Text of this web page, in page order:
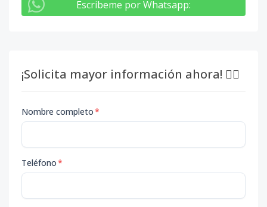
Escribeme por Whatsapp:
¡Solicita mayor información ahora! 👇🏽
Nombre completo*
Teléfono*